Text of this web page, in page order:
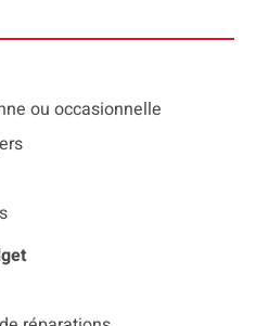
ou occasionnelle